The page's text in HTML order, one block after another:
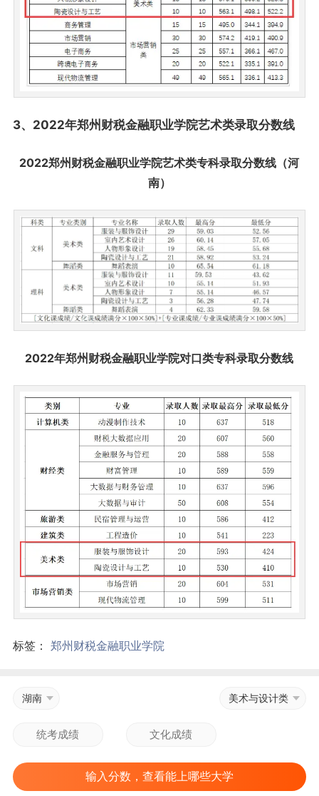
3、2022年郑州财税金融职业学院艺术类录取分数线
2022郑州财税金融职业学院艺术类专科录取分数线（河
南）
2022年郑州财税金融职业学院对口类专科录取分数线
标签： 郑州财税金融职业学院
湖南 美术与设计类
输入分数，查看能上哪些大学